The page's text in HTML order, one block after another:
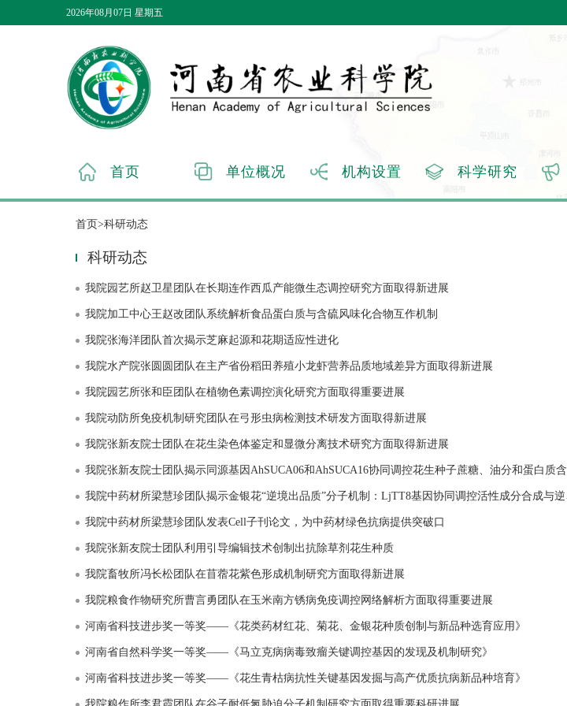
2026年08月07日 星期五
首页 单位概况 机构设置 科学研究
首页>科研动态
科研动态
我院园艺所赵卫星团队在长期连作西瓜产能微生态调控研究方面取得新进展
我院加工中心王赵改团队系统解析食品蛋白质与含硫风味化合物互作机制
我院张海洋团队首次揭示芝麻起源和花期适应性进化
我院水产院张圆圆团队在主产省份稻田养殖小龙虾营养品质地域差异方面取得新进展
我院园艺所张和臣团队在植物色素调控演化研究方面取得重要进展
我院动防所免疫机制研究团队在弓形虫病检测技术研发方面取得新进展
我院张新友院士团队在花生染色体鉴定和显微分离技术研究方面取得新进展
我院张新友院士团队揭示同源基因AhSUCA06和AhSUCA16协同调控花生种子蔗糖、油分和蛋白质含量的分子机制，助力花生优质品种精准改良
我院中药材所梁慧珍团队揭示金银花“逆境出品质”分子机制：LjTT8基因协同调控活性成分合成与逆境响应
我院中药材所梁慧珍团队发表Cell子刊论文，为中药材绿色抗病提供突破口
我院张新友院士团队利用引导编辑技术创制出抗除草剂花生种质
我院畜牧所冯长松团队在苜蓿花紫色形成机制研究方面取得新进展
我院粮食作物研究所曹言勇团队在玉米南方锈病免疫调控网络解析方面取得重要进展
河南省科技进步奖一等奖——《花类药材红花、菊花、金银花种质创制与新品种选育应用》
河南省自然科学奖一等奖——《马立克病病毒致瘤关键调控基因的发现及机制研究》
河南省科技进步奖一等奖——《花生青枯病抗性关键基因发掘与高产优质抗病新品种培育》